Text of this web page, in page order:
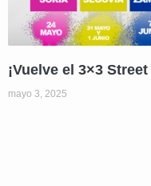
¡Vuelve el 3×3
mayo 3, 2025